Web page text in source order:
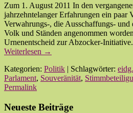
Zum 1. August 2011 In den
jahrzehntelanger Erfahrungen ein
Verwahrungs-, die Ausschaffungs-
Volk und Ständen angenommen
Urnenentscheid zur Abzocker-
Weiterlesen →
Kategorien: Politik | Schlagwörter:
Parlament, Souveränität,
Permalink
Neueste Beiträge